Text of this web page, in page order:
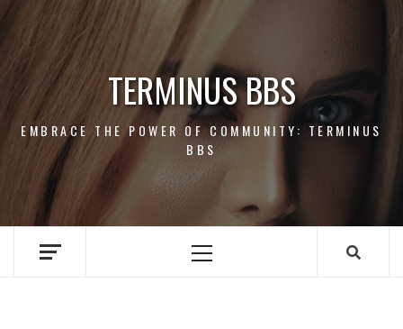
Skip
content
TERMINUS BBS
EMBRACE THE POWER OF COMMUNITY: TERMINUS
BBS
Primary